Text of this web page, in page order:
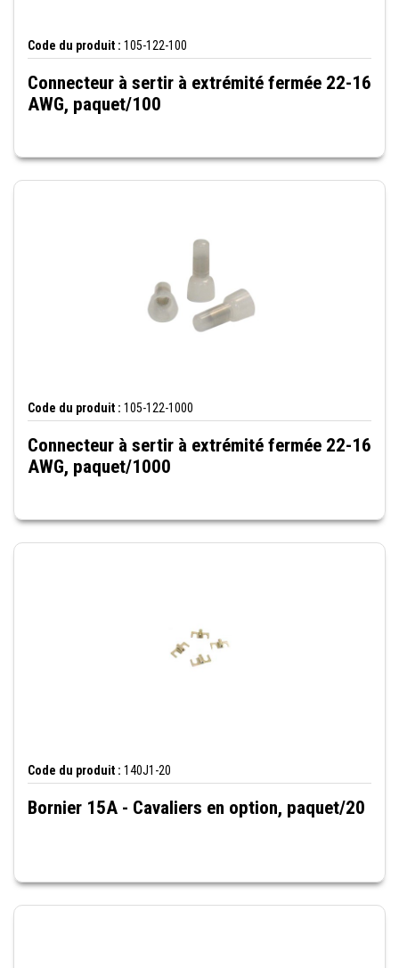
Code du produit : 105-122-100
Connecteur à sertir à extrémité fermée 22-16
AWG, paquet/100
Code du produit : 105-122-1000
Connecteur à sertir à extrémité fermée 22-16
AWG, paquet/1000
Code du produit : 140J1-20
Bornier 15A - Cavaliers en option, paquet/20